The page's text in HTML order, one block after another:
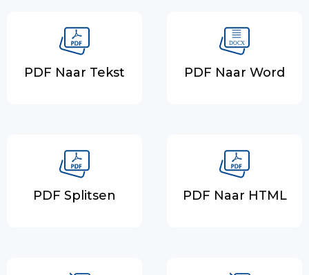
PDF Naar Tekst PDF Naar Word
PDF Splitsen PDF Naar HTML